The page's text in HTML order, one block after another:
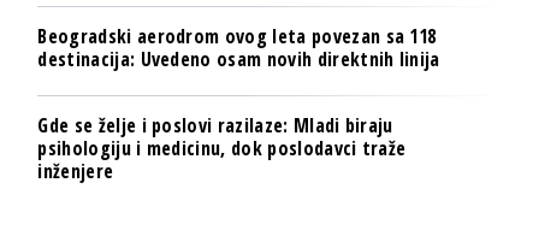
Beogradski aerodrom ovog leta povezan sa 118
destinacija: Uvedeno osam novih direktnih linija
Gde se želje i poslovi razilaze: Mladi biraju
psihologiju i medicinu, dok poslodavci traže
inženjere